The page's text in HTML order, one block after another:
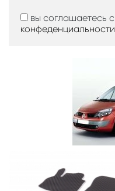
вы соглашаетесь с
конфеденциальности